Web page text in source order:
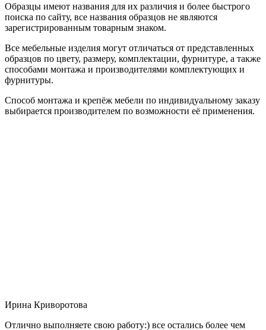
Образцы имеют названия для их различия и более быстрого
поиска по сайту, все названия образцов не являются
зарегистрированным товарным знаком.
Все мебельные изделия могут отличаться от представленных
образцов по цвету, размеру, комплектации, фурнитуре, а также
способами монтажа и производителями комплектующих и
фурнитуры.
Способ монтажа и крепёж мебели по индивидуальному заказу
выбирается производителем по возможности её применения.
Ирина Криворотова
Отлично выполняете свою работу:) все остались более чем